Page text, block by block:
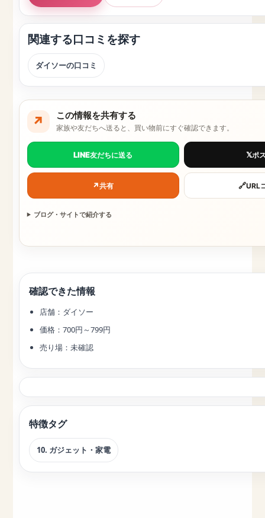
関連する口コミを探す
ダイソーの口コミ
↗ この情報を共有する
家族や友だちへ送ると、買い物前にすぐ確認できます。
LINE友だちに送る 𝕏ポ
↗共有 🔗URL
ブログ・サイトで紹介する
確認できた情報
店舗：ダイソー
価格：700円～799円
売り場：未確認
特徴タグ
10. ガジェット・家電